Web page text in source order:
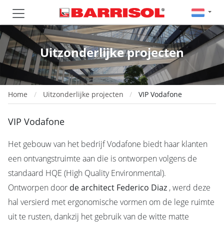
Uitzonderlijke projecten
Home Uitzonderlijke projecten VIP Vodafone
VIP Vodafone
Het gebouw van het bedrijf Vodafone biedt haar klanten
een ontvangstruimte aan die is ontworpen volgens de
standaard HQE (High Quality Environmental).
Ontworpen door de architect Federico Diaz , werd deze
hal versierd met ergonomische vormen om de lege ruimte
uit te rusten, dankzij het gebruik van de witte matte